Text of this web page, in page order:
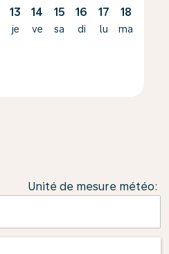
13
je
14
ve
15
sa
16
di
17
lu
18
ma
Unité de mesure météo: